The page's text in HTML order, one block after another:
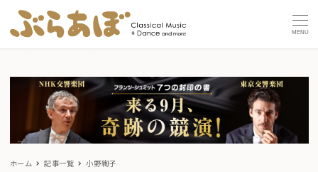
MENU
ホーム 記事一覧 小野絢子